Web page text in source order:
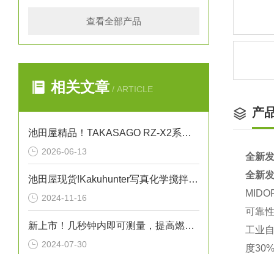
查看全部产品
相关文章 / ARTICLE
池田屋精品！TAKASAGO RZ-X2系列双向直流电源 RZ-X2-100K 参数介绍
2026-06-13
池田屋现货!Kakuhunter写真化学搅拌脱泡装置SK-300SII
2024-11-16
新上市！几秒钟内即可测量，提高燃烧效率！生物质燃料水分仪“HI-700”
2024-07-30
产
全新
全新
可靠
工业
度